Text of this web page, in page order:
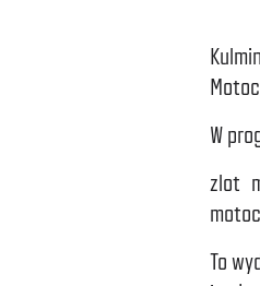
W
zlot
To